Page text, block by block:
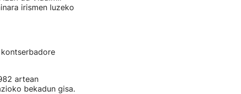
irismen luzeko
artean
bekadun gisa.